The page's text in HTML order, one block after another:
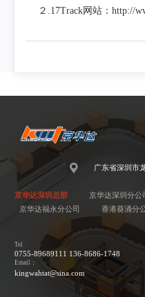
２.17Track网站：
广东省深圳市
京华达深圳总部 京华达深圳分公
京华达福永分公司
香港葵涌分
Tel
0755-89689111 136-8686-1748
Email：
kingwahtat@sina.com